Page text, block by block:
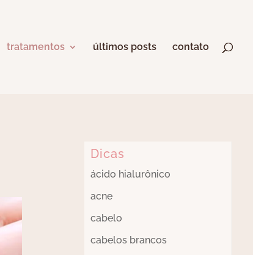
tratamentos últimos posts contato
Dicas
ácido hialurônico
acne
cabelo
cabelos brancos